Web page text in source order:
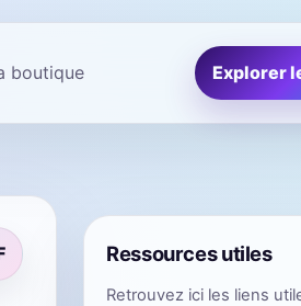
boutique Explorer
Ressources utiles
Retrouvez ici les liens